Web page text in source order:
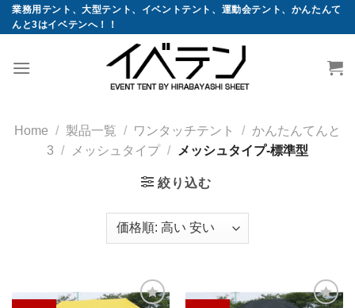
コ
ン
業務用テント、大型テント、イベントテント、運動会テント、かんたんて
んと3はイベテンへ！！
Home / 製品一覧 / ワンタッチテント / かんたんてんと
3
/ メッシュタイプ / メッシュタイプ-標準型
絞り込む